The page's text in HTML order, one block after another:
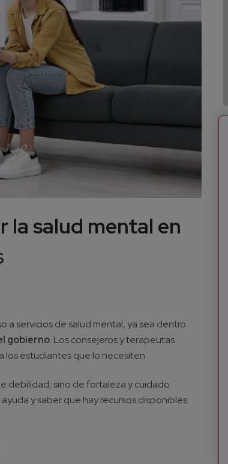
la salud mental en
a servicios de salud mental, ya sea dentro
gobierno. Los consejeros y terapeutas
los estudiantes que lo necesiten.
debilidad, sino de fortaleza y cuidado
y saber que hay recursos disponibles